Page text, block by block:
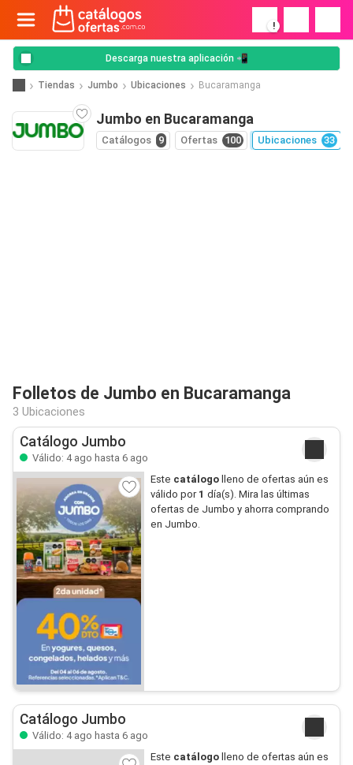
!
Descarga nuestra aplicación 📲
Tiendas Jumbo Ubicaciones Bucaramanga
Jumbo en Bucaramanga
Catálogos 9 Ofertas 100 Ubicaciones 33
Folletos de Jumbo en Bucaramanga
3 Ubicaciones
Catálogo Jumbo
Válido: 4 ago hasta 6 ago
Este catálogolleno de ofertas aún es
válido por 1 día(s). Mira las últimas
ofertas de Jumbo y ahorra comprando
en Jumbo.
Catálogo Jumbo
Válido: 4 ago hasta 6 ago
Este catálogolleno de ofertas aún es